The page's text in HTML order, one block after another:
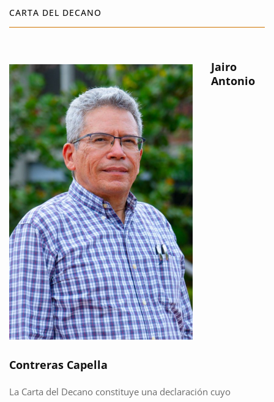
CARTA DEL DECANO
Jairo
Antonio
Contreras Capella
La Carta del Decano constituye una declaración cuyo